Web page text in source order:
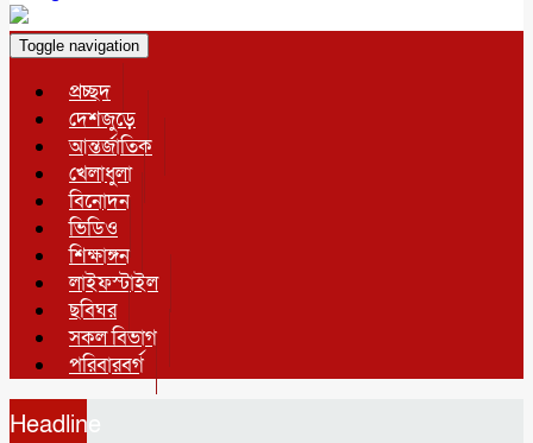
Toggle navigation
প্রচ্ছদ
দেশজুড়ে
আন্তর্জাতিক
খেলাধুলা
বিনোদন
ভিডিও
শিক্ষাঙ্গন
লাইফস্টাইল
ছবিঘর
সকল বিভাগ
পরিবারবর্গ
Headline